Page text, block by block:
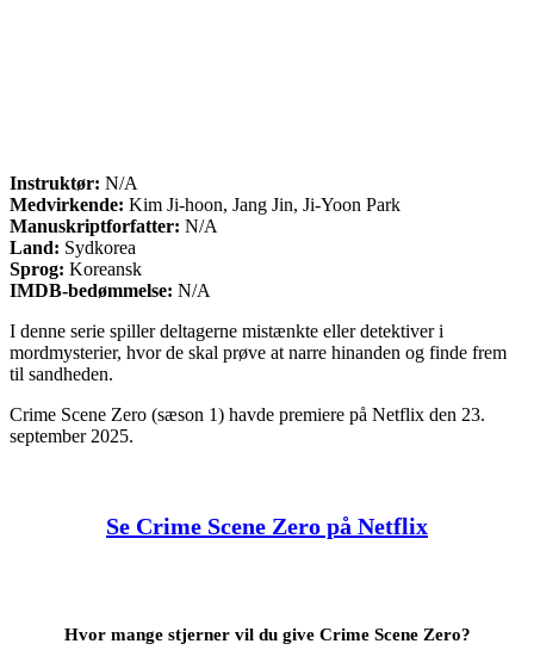
Instruktør: N/A
Medvirkende: Kim Ji-hoon, Jang Jin, Ji-Yoon Park
Manuskriptforfatter: N/A
Land: Sydkorea
Sprog: Koreansk
IMDB-bedømmelse: N/A
I denne serie spiller deltagerne mistænkte eller detektiver i
mordmysterier, hvor de skal prøve at narre hinanden og finde frem
til sandheden.
Crime Scene Zero (sæson 1) havde premiere på Netflix den 23.
september 2025.
Se Crime Scene Zero på Netflix
Hvor mange stjerner vil du give Crime Scene Zero?